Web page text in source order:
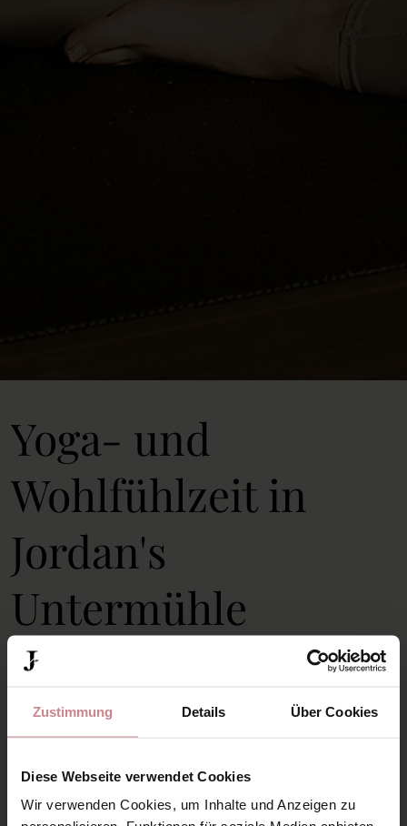
Zustimmung Details Über Cookies
Diese Webseite verwendet Cookies
Wir verwenden Cookies, um Inhalte und Anzeigen zu
Yoga- und
Wohlfühlzeit in
Jordan's
Untermühle
Entschleunigung für
Körper und Geist im
November